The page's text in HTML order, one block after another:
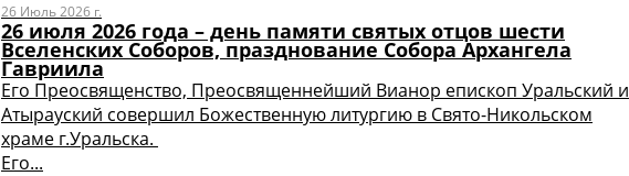
26 Июль 2026 г.
26 июля 2026 года – день памяти святых отцов шести
Вселенских Соборов, празднование Собора Архангела
Гавриила
Его Преосвященство, Преосвященнейший Вианор епископ Уральский и
Атырауский совершил Божественную литургию в Свято-Никольском
храме г.Уральска.
Его...